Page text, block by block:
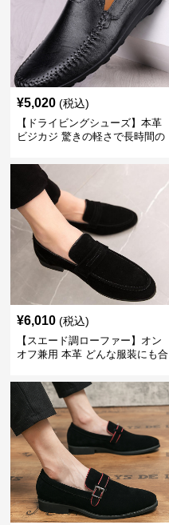
¥5,020 (税込)
【ドライビングシューズ】本革
ビジカジ 驚きの軽さで長時間の
¥6,010 (税込)
【スエード調ローファー】オン
オフ兼用 本革 どんな服装にも合
供